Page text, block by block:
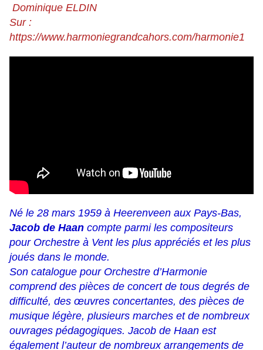
Dominique ELDIN
Sur :
https://www.harmoniegrandcahors.com/harmonie1
Né le 28 mars 1959 à Heerenveen aux Pays-Bas,
Jacob de Haan compte parmi les compositeurs
pour Orchestre à Vent les plus appréciés et les plus
joués dans le monde.
Son catalogue pour Orchestre d’Harmonie
comprend des pièces de concert de tous degrés de
difficulté, des œuvres concertantes, des pièces de
musique légère, plusieurs marches et de nombreux
ouvrages pédagogiques. Jacob de Haan est
également l’auteur de nombreux arrangements de